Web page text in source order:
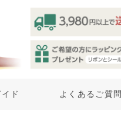
ド よくあるご質問